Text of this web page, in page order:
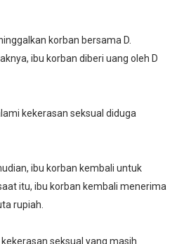
korban bersama D.
ibu korban diberi uang oleh D
kekerasan seksual diduga
ibu korban kembali untuk
itu, ibu korban kembali menerima
rupiah.
seksual yang masih